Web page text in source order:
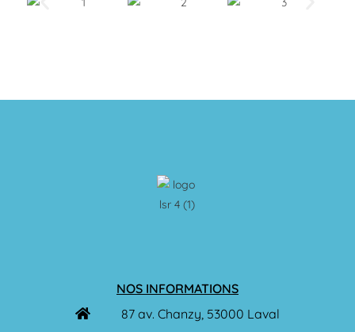
NOS INFORMATIONS
87 av. Chanzy, 53000 Laval